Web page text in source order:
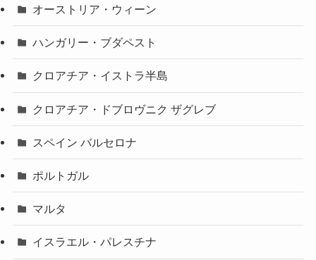
オーストリア・ウィーン
ハンガリー・ブダペスト
クロアチア・イストラ半島
クロアチア・ドブロヴニク ザグレブ
スペイン バルセロナ
ポルトガル
マルタ
イスラエル・パレスチナ